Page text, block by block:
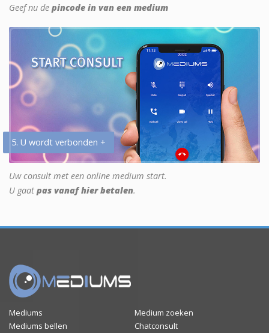
Geef nu de pincode in van een medium
5. U wordt verbonden +
Uw consult met een online medium start.
U gaat pas vanaf hier betalen.
Mediums
Medium zoeken
Mediums bellen
Chatconsult